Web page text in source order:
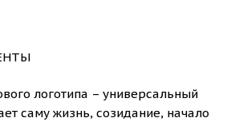
логотипа – универсальный
саму жизнь, созидание, начало